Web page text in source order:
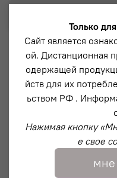
Описание
Модель Down –
эффектной продувкой
водопад). Данная
компанией в 2019 году
Широкая цветовая
Только
Сайт является
ой. Дистанционная
одержащей
йств для их
ьством РФ .
Нажимая кнопку
е свое
мне